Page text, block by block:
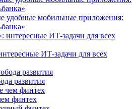
удобные мобильные приложения:
ИТ-задачи для всех
развития
финтех